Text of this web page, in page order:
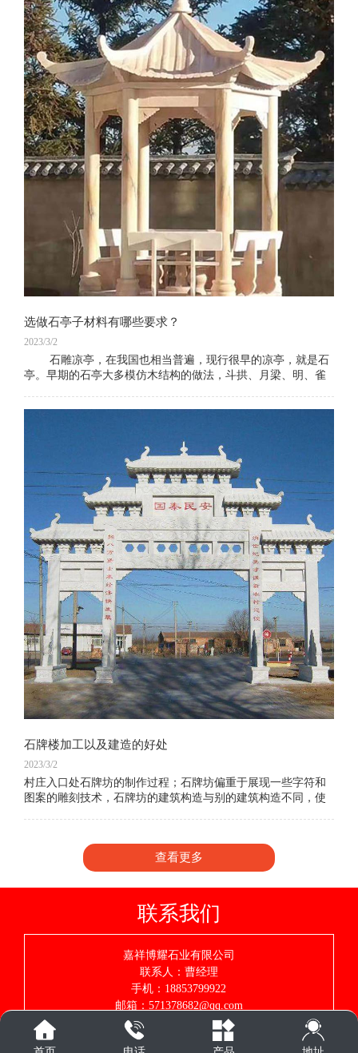
选做石亭子材料有哪些要求？
2023/3/2
石雕凉亭，在我国也相当普遍，现行很早的凉亭，就是石
亭。早期的石亭大多模仿木结构的做法，斗拱、月梁、明、雀
石牌楼加工以及建造的好处
2023/3/2
村庄入口处石牌坊的制作过程；石牌坊偏重于展现一些字符和
图案的雕刻技术，石牌坊的建筑构造与别的建筑构造不同，使
查看更多
联系我们
嘉祥博耀石业有限公司
联系人：曹经理
手机：18853799922
邮箱：571378682@qq.com
ＱＱ：571378682
网址：www.boyaosy.com